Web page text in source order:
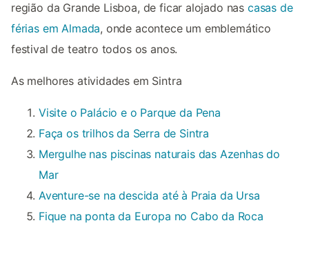
região da Grande Lisboa, de ficar alojado nas casas de
férias em Almada, onde acontece um emblemático
festival de teatro todos os anos.
As melhores atividades em Sintra
Visite o Palácio e o Parque da Pena
Faça os trilhos da Serra de Sintra
Mergulhe nas piscinas naturais das Azenhas do
Mar
Aventure-se na descida até à Praia da Ursa
Fique na ponta da Europa no Cabo da Roca